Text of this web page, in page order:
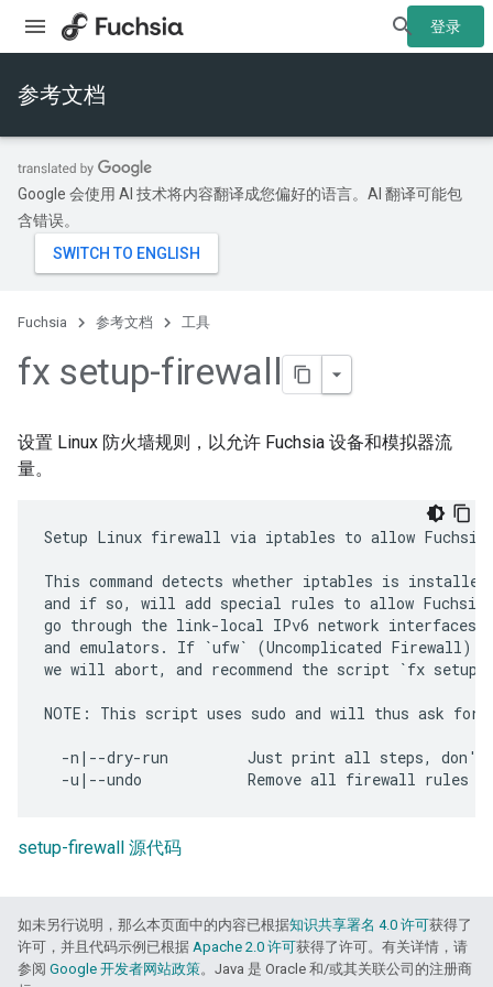
登录
参考文档
Google 会使用 AI 技术将内容翻译成您偏好的语言。AI 翻译可能包
含错误。
Fuchsia 参考文档 工具
fx setup-firewall
设置 Linux 防火墙规则，以允许 Fuchsia 设备和模拟器流
量。
Setup Linux firewall via iptables to allow
This command detects whether iptables is
and if so, will add special rules to allow
go through the link-local IPv6 network interfaces
and emulators. If `ufw` (Uncomplicated Firewall)
we will abort, and recommend the script `fx setup-
NOTE: This script uses sudo and will thus ask for
-n|--dry-run         Just print all steps,
setup-firewall 源代码
如未另行说明，那么本页面中的内容已根据知识共享署名 4.0 许可获得了
许可，并且代码示例已根据 Apache 2.0 许可获得了许可。有关详情，请
参阅 Google 开发者网站政策。Java 是 Oracle 和/或其关联公司的注册商